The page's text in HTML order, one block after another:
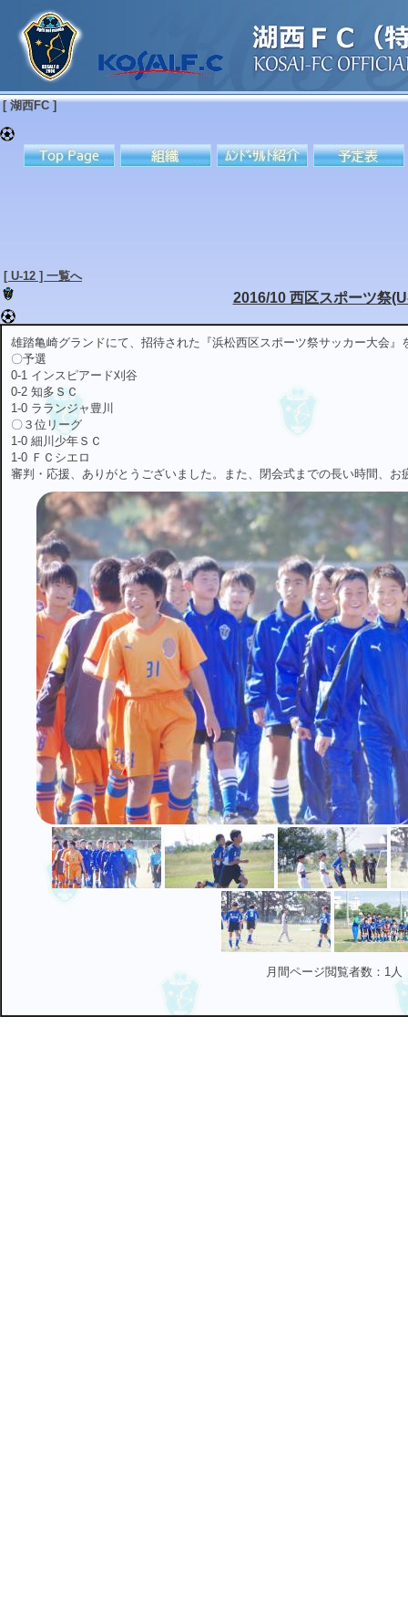
[ 湖西FC ]
[ U-12 ] 一覧へ
2016/10 西区スポーツ祭
雄踏亀崎グランドにて、招待された『浜松西区スポーツ祭サッカー大会』
〇予選
0-1 インスピアード刈谷
0-2 知多ＳＣ
1-0 ラランジャ豊川
〇３位リーグ
1-0 細川少年ＳＣ
1-0 ＦＣシエロ
審判・応援、ありがとうございました。また、閉会式までの長い時間、お
月間ページ閲覧者数：1人